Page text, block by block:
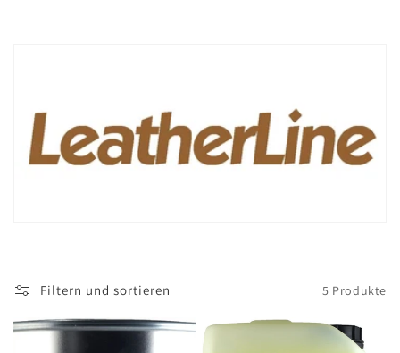
Filtern und sortieren 5 Produkte